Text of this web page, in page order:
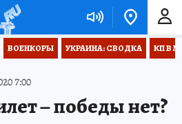
ВОЕНКОРЫ УКРАИНА: СВОДКА КП В
7:00
– победы нет?